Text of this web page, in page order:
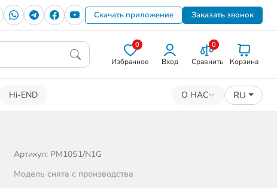
Скачать приложение Заказать звонок
0
Избранное Вход
0
Сравнить Корзина
Hi-END О НАС RU
Артикул: PM10S1/N1G
Модель снята с производства